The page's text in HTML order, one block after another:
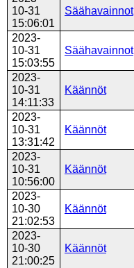
10-31
15:06:01
Säähavainnot
2023-
10-31
15:03:55
Säähavainnot
2023-
10-31
14:11:33
Käännöt
2023-
10-31
13:31:42
Käännöt
2023-
10-31
10:56:00
Käännöt
2023-
10-30
21:02:53
Käännöt
2023-
10-30
21:00:25
Käännöt